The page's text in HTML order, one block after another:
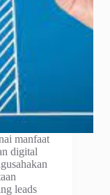
manfaat
digital
leads